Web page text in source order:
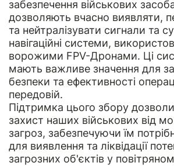
забезпечення військових
дозволяють вчасно виявляти,
та нейтралізувати сигнали та
навігаційні системи,
ворожими FPV-Дронами. Ці
мають важливе значення для
безпеки та ефективності
передовій.
Підтримка цього збору
захист наших військових від
загроз, забезпечуючи їм
для виявлення та ліквідації
загрозних об'єктів у